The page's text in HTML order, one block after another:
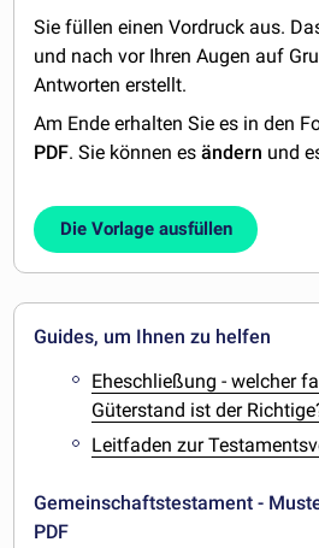
Sie füllen einen Vordruck aus.
und nach vor Ihren Augen auf
Antworten erstellt.
Am Ende erhalten Sie es in den
PDF. Sie können esändern und
Die Vorlage ausfüllen
Guides, um Ihnen zu helfen
Eheschließung - welcher
Güterstand ist der
Leitfaden zur
Gemeinschaftstestament -
PDF